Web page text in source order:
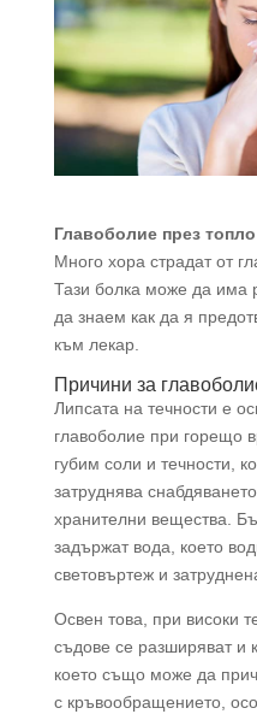
Главоболие през
Много хора страдат от
Тази болка може да има
да знаем как да я
към лекар.
Причини за
Липсата на течности е
главоболие при горещо
губим соли и течности,
затруднява
хранителни вещества.
задържат вода, което
световъртеж и
Освен това, при високи
съдове се разширяват и
което също може да
с кръвообращението,